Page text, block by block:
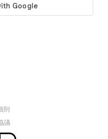
則
議